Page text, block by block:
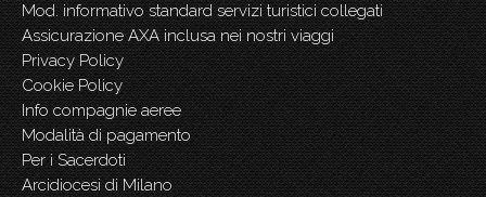
Mod. informativo standard servizi turistici collegati
Assicurazione AXA inclusa nei nostri viaggi
Privacy Policy
Cookie Policy
Info compagnie aeree
Modalità di pagamento
Per i Sacerdoti
Arcidiocesi di Milano